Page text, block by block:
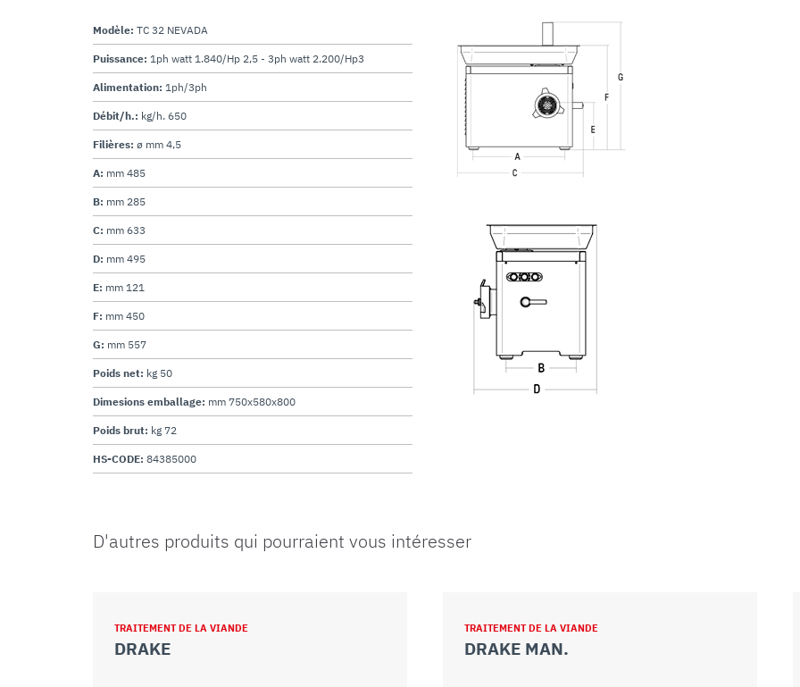
Modèle: TC 32 NEVADA
Puissance: 1ph watt 1.840/Hp 2,5 - 3ph watt 2.200/Hp3
Alimentation: 1ph/3ph
Débit/h.: kg/h. 650
Filières: ø mm 4,5
A: mm 485
B: mm 285
C: mm 633
D: mm 495
E: mm 121
F: mm 450
G: mm 557
Poids net: kg 50
Dimesions emballage: mm 750x580x800
Poids brut: kg 72
HS-CODE: 84385000
D'autres produits qui pourraient vous intéresser
TRAITEMENT DE LA VIANDE
DRAKE
TRAITEMENT DE LA VIANDE
DRAKE MAN.